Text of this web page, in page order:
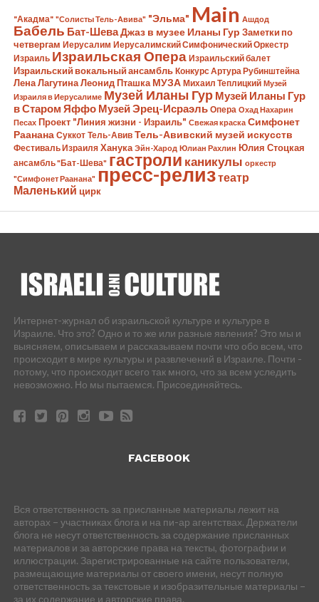
"Акадма" "Солисты Тель-Авива" "Эльма" Main Ашдод
Бабель Бат-ШеваДжаз в музее Иланы Гур Заметки по
четвергам Иерусалим Иерусалимский Симфонический Оркестр
Израиль Израильская Опера Израильский балет
Израильский вокальный ансамбль Конкурс Артура Рубинштейна
Лена Лагутина Леонид Пташка МУЗА Михаил Теплицкий Музей
Израиля в Иерусалиме Музей Иланы Гур Музей Иланы Гур
в Старом Яффо Музей Эрец-Исраэль Опера Охад Нахарин
Песах Проект "Линия жизни - Израиль" Свежая краска Симфонет
Раанана Суккот Тель-Авив Тель-Авивский музей искусств
Фестиваль Израиля Ханука Эйн-Харод Юлиан Рахлин Юлия Стоцкая
ансамбль "Бат-Шева" гастроли каникулы оркестр
"Симфонет Раанана" пресс-релизтеатр
Маленький цирк
Интернет-журнал об израильской культуре и культуре в
Израиле. Что это? Одно и то же или разные явления? Это мы и
выясняем, описываем и рассказываем почти что обо всем, что
происходит в мире культуры и развлечений в Израиле. Почти -
потому, что происходит всего так много, что за всем уследить
невозможно. Но мы пытаемся. Присоединяйтесь.
FACEBOOK
Вся ответственность за присланные материалы лежит на
авторах – участниках блога и на пи-ар агентствах. Держатели
блога не несут ответственность за содержание присланных
материалов и за авторские права на тексты, фотографии и
иллюстрации. Зарегистрированные на сайте пользователи,
размещающие материалы от своего имени, несут полную
ответственность за текстовые и изобразительные материалы –
за их содержание и авторские права.